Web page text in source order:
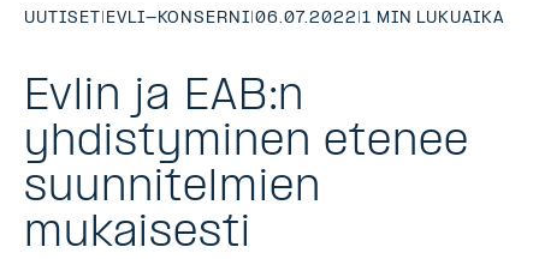
UUTISET | EVLI-KONSERNI|06.07.2022 |1 MIN LUKUAIKA
Evlin ja EAB:n
yhdistyminen etenee
suunnitelmien
mukaisesti